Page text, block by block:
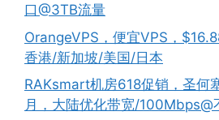
口@3TB流量
OrangeVPS，便宜VPS，
香港/新加坡/美国/日本
RAKsmart机房618促销，圣何
月，大陆优化带宽/100Mbps@